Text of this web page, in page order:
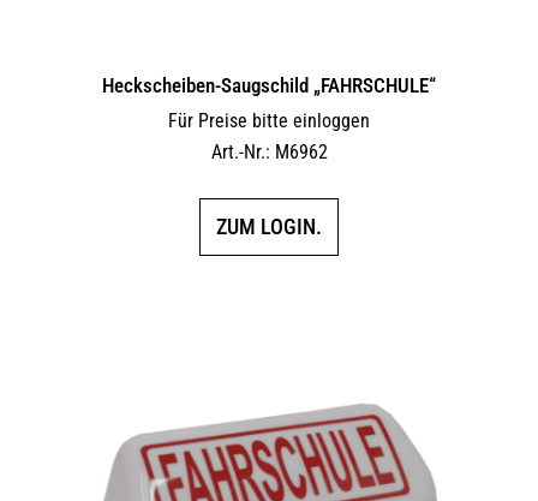
Heckscheiben-Saugschild „FAHRSCHULE“
Für Preise bitte einloggen
Art.-Nr.: M6962
ZUM LOGIN.